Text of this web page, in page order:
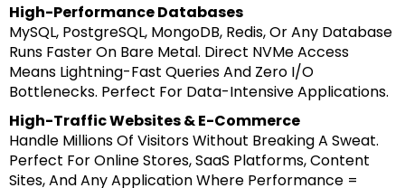
High-Performance Databases
MySQL, PostgreSQL, MongoDB, Redis, Or Any Database
Runs Faster On Bare Metal. Direct NVMe Access
Means Lightning-Fast Queries And Zero I/O
Bottlenecks. Perfect For Data-Intensive Applications.
High-Traffic Websites & E-Commerce
Handle Millions Of Visitors Without Breaking A Sweat.
Perfect For Online Stores, SaaS Platforms, Content
Sites, And Any Application Where Performance =